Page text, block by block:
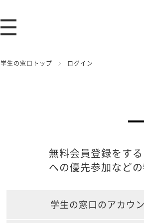
学生の窓口トップ ログイン
無料会員登録をす
への優先参加など
学生の窓口のアカウ